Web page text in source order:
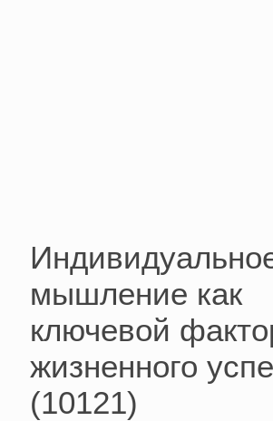
мышление как
ключевой
жизненного
(10121)